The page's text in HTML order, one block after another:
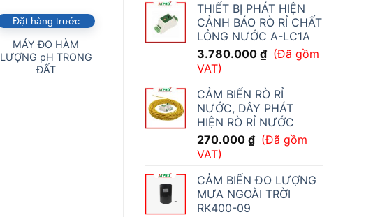
THIẾT BỊ PHÁT HIỆN
CẢNH BÁO RÒ RỈ CHẤT
LỎNG NƯỚC A-LC1A
3.780.000 ₫ (Đã gồm
VAT)
CẢM BIẾN RÒ RỈ
NƯỚC, DÂY PHÁT
HIỆN RÒ RỈ NƯỚC
270.000 ₫ (Đã gồm
VAT)
CẢM BIẾN ĐO LƯỢNG
MƯA NGOÀI TRỜI
RK400-09
Đặt hàng trước
MÁY ĐO HÀM
LƯỢNG pH TRONG
ĐẤT
Đặt hàng trước
CẢM BIẾN ĐO
ĐƯỜNG KÍNH KỸ
THUẬT SỐ (SERIES:
Đặt hàng trước
CẢM BIẾN TỪ
AUTONICS (MÃ:
756.000
gồm VAT)